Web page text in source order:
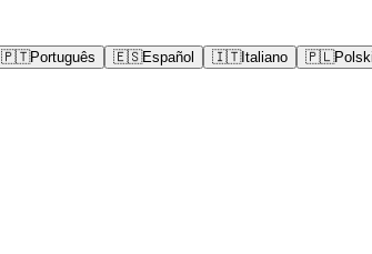
🇵🇹Português 🇪🇸Español 🇮🇹Italiano 🇵🇱Polski